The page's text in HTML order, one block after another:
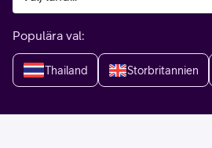
Populära val:
Thailand Storbritannien